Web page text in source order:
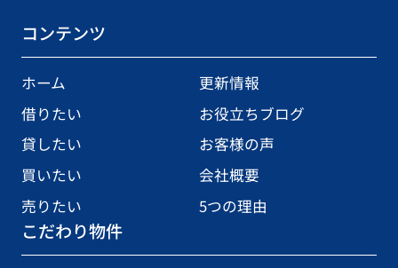
コンテンツ
ホーム
更新情報
借りたい
お役立ちブログ
貸したい
お客様の声
買いたい
会社概要
売りたい
5つの理由
こだわり物件